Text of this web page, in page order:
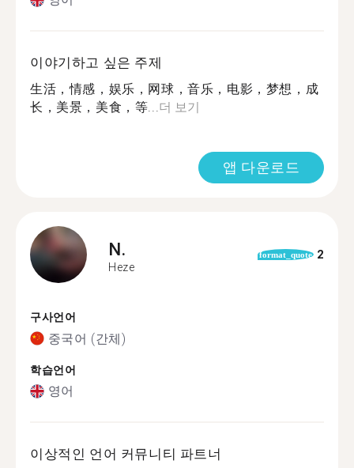
이야기하고 싶은 주제
生活，情感，娱乐，网球，音乐，电影，梦想，成
长，美景，美食，等...더 보기
앱 다운로드
N.
Heze
format_quote 2
구사언어
중국어 (간체)
학습언어
영어
이상적인 언어 커뮤니티 파트너